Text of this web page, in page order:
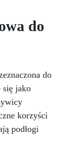
się
i
koloru
do
do
się jako
korzyści
podłogi